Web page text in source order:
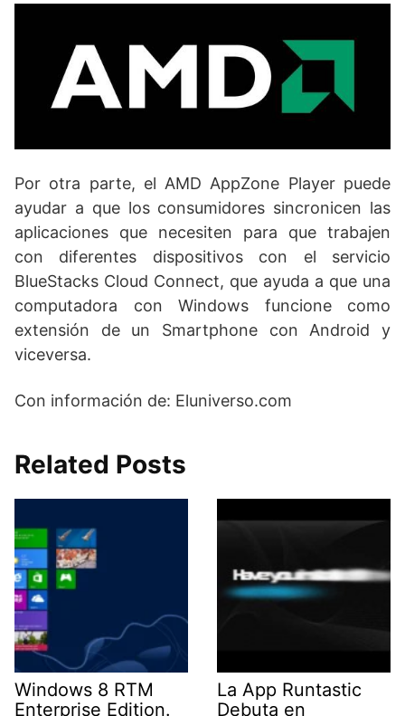
Por otra parte, el AMD AppZone Player puede
ayudar a que los consumidores sincronicen las
aplicaciones que necesiten para que trabajen
con diferentes dispositivos con el servicio
BlueStacks Cloud Connect, que ayuda a que una
computadora con Windows funcione como
extensión de un Smartphone con Android y
viceversa.
Con información de: Eluniverso.com
Related Posts
Windows 8 RTM
Enterprise Edition.
La App Runtastic
Debuta en